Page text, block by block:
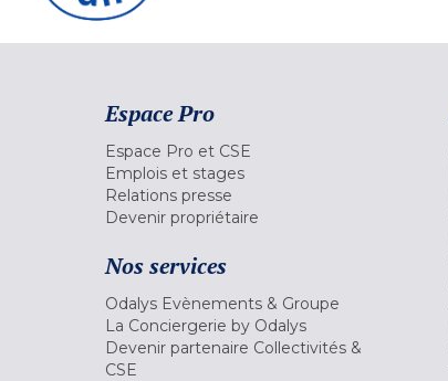
Espace Pro
Espace Pro et CSE
Emplois et stages
Relations presse
Devenir propriétaire
Nos services
Odalys Evènements & Groupe
La Conciergerie by Odalys
Devenir partenaire Collectivités &
CSE